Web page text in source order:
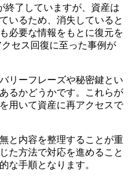
終了していますが、資産は
いるため、消失していると
必要な情報をもとに復元を
セス回復に至った事例が
リーフレーズや秘密鍵とい
るかどうかです。これらが
用いて資産に再アクセスで
と内容を整理することが重
た方法で対応を進めること
な手順となります。